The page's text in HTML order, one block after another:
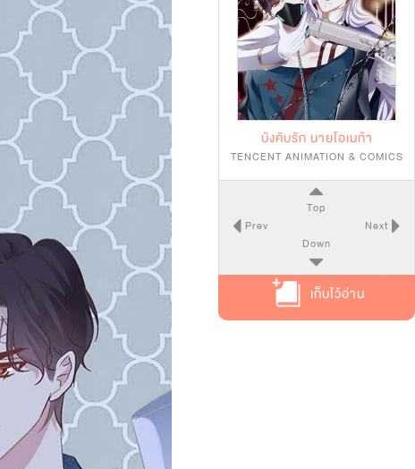
บังคับรัก นายโอเมก้า
TENCENT ANIMATION & COMICS
Top
Prev
Next
Down
เก็บไว้อ่าน